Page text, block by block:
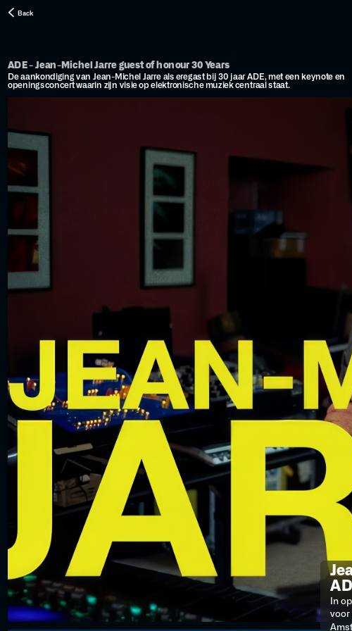
Back
In
voor
ADE - Jean-Michel Jarre guest of honour 30 Years
De aankondiging van Jean-Michel Jarre als eregast bij 30 jaar ADE, met een keynote en
openingsconcert waarin zijn visie op elektronische muziek centraal staat.